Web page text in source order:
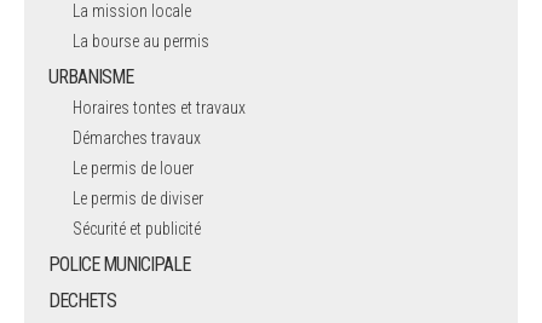
La mission locale
La bourse au permis
URBANISME
Horaires tontes et travaux
Démarches travaux
Le permis de louer
Le permis de diviser
Sécurité et publicité
POLICE MUNICIPALE
DECHETS